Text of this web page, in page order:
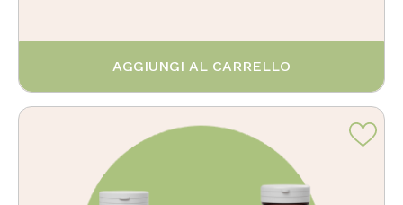
AGGIUNGI AL CARRELLO